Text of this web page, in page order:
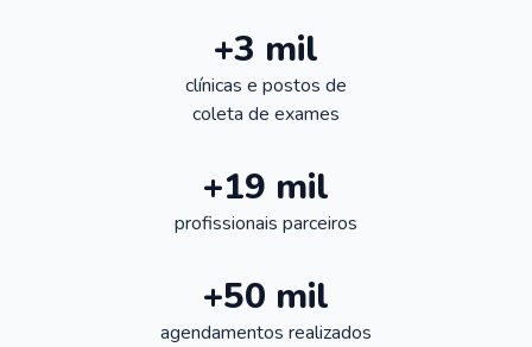
+3 mil
clínicas e postos de
coleta de exames
+19 mil
profissionais parceiros
+50 mil
agendamentos realizados